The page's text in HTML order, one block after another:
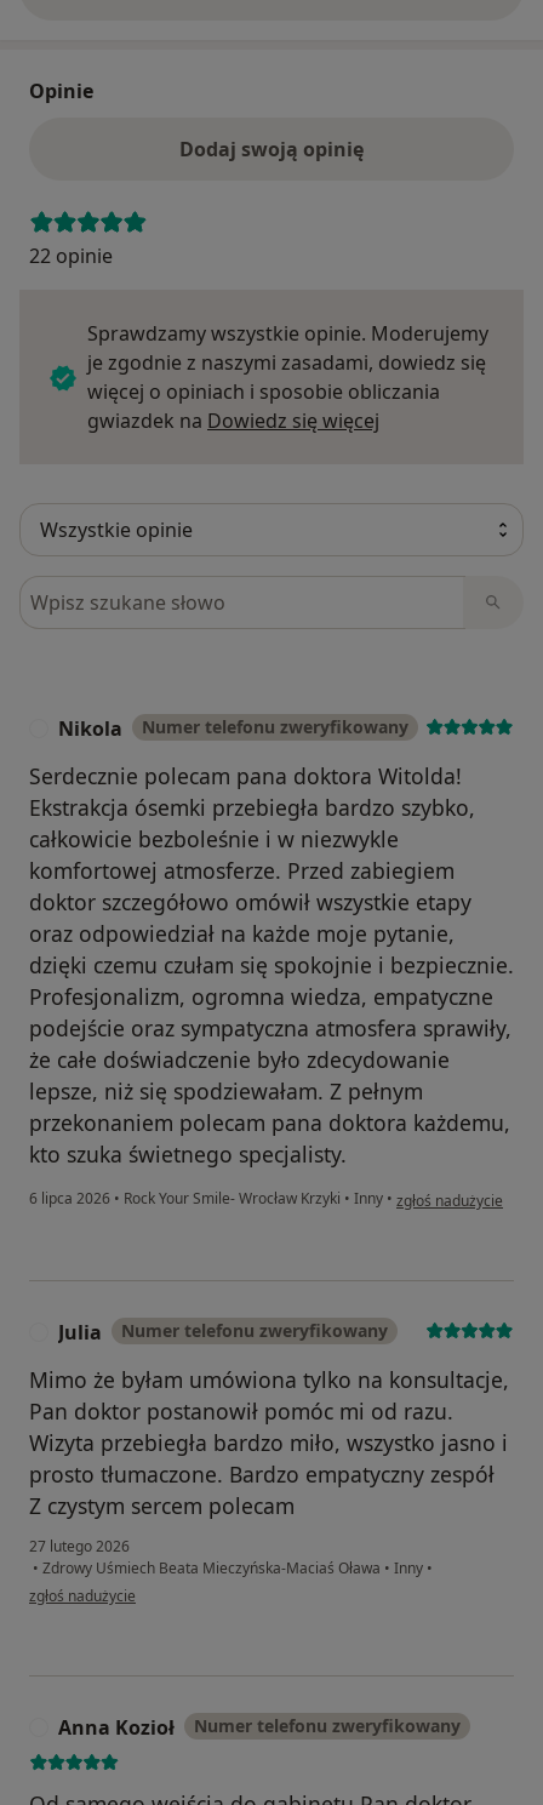
Opinie
Dodaj swoją opinię
22 opinie
Sprawdzamy wszystkie opinie. Moderujemy
je zgodnie z naszymi zasadami, dowiedz się
więcej o opiniach i sposobie obliczania
gwiazdek na Dowiedz się więcej
Szukaj w opiniach
Nikola Numer telefonu zweryfikowany
Serdecznie polecam pana doktora Witolda!
Ekstrakcja ósemki przebiegła bardzo szybko,
całkowicie bezboleśnie i w niezwykle
komfortowej atmosferze. Przed zabiegiem
doktor szczegółowo omówił wszystkie etapy
oraz odpowiedział na każde moje pytanie,
dzięki czemu czułam się spokojnie i bezpiecznie.
Profesjonalizm, ogromna wiedza, empatyczne
podejście oraz sympatyczna atmosfera sprawiły,
że całe doświadczenie było zdecydowanie
lepsze, niż się spodziewałam. Z pełnym
przekonaniem polecam pana doktora każdemu,
kto szuka świetnego specjalisty.
6 lipca 2026 • Rock Your Smile- Wrocław Krzyki • Inny • w opinii użytkownika
zgłoś nadużycie
Julia Numer telefonu zweryfikowany
Mimo że byłam umówiona tylko na konsultacje,
Pan doktor postanowił pomóc mi od razu.
Wizyta przebiegła bardzo miło, wszystko jasno i
prosto tłumaczone. Bardzo empatyczny zespół
Z czystym sercem polecam
27 lutego 2026
• Zdrowy Uśmiech Beata Mieczyńska-Maciaś Oława • Inny •
w opinii użytkownika Julia
zgłoś nadużycie
Anna Kozioł Numer telefonu zweryfikowany